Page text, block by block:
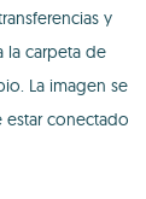
y
la carpeta de
La imagen se
conectado